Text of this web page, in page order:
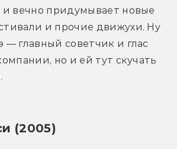
и вечно придумывает новые
и прочие движухи. Ну
— главный советчик и глас
но и ей тут скучать
(2005)